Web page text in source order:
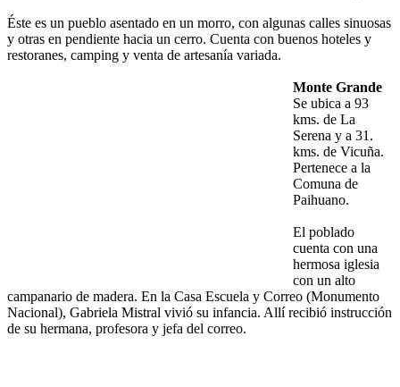
Éste es un pueblo asentado en un morro, con algunas calles sinuosas
y otras en pendiente hacia un cerro. Cuenta con buenos hoteles y
restoranes, camping y venta de artesanía variada.
Monte Grande
Se ubica a 93
kms. de La
Serena y a 31.
kms. de Vicuña.
Pertenece a la
Comuna de
Paihuano.
El poblado
cuenta con una
hermosa iglesia
con un alto
campanario de madera. En la Casa Escuela y Correo (Monumento
Nacional), Gabriela Mistral vivió su infancia. Allí recibió instrucción
de su hermana, profesora y jefa del correo.